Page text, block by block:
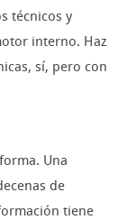
técnicos y
interno. Haz
sí, pero con
Una
de
tiene